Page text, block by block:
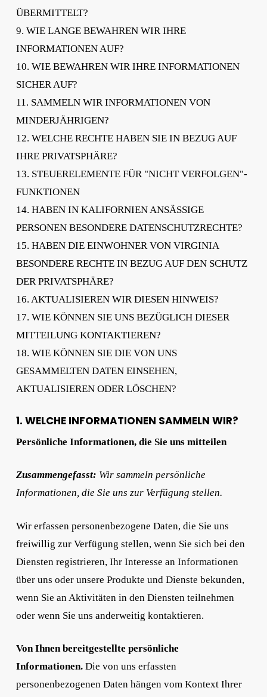
ÜBERMITTELT?
9. WIE LANGE BEWAHREN WIR IHRE
INFORMATIONEN AUF?
10. WIE BEWAHREN WIR IHRE INFORMATIONEN
SICHER AUF?
11. SAMMELN WIR INFORMATIONEN VON
MINDERJÄHRIGEN?
12. WELCHE RECHTE HABEN SIE IN BEZUG AUF
IHRE PRIVATSPHÄRE?
13. STEUERELEMENTE FÜR "NICHT VERFOLGEN"-
FUNKTIONEN
14. HABEN IN KALIFORNIEN ANSÄSSIGE
PERSONEN BESONDERE DATENSCHUTZRECHTE?
15. HABEN DIE EINWOHNER VON VIRGINIA
BESONDERE RECHTE IN BEZUG AUF DEN SCHUTZ
DER PRIVATSPHÄRE?
16. AKTUALISIEREN WIR DIESEN HINWEIS?
17. WIE KÖNNEN SIE UNS BEZÜGLICH DIESER
MITTEILUNG KONTAKTIEREN?
18. WIE KÖNNEN SIE DIE VON UNS
GESAMMELTEN DATEN EINSEHEN,
AKTUALISIEREN ODER LÖSCHEN?
1. WELCHE INFORMATIONEN SAMMELN WIR?
Persönliche Informationen, die Sie uns mitteilen
Zusammengefasst: Wir sammeln persönliche
Informationen, die Sie uns zur Verfügung stellen.
Wir erfassen personenbezogene Daten, die Sie uns
freiwillig zur Verfügung stellen, wenn Sie sich bei den
Diensten registrieren, Ihr Interesse an Informationen
über uns oder unsere Produkte und Dienste bekunden,
wenn Sie an Aktivitäten in den Diensten teilnehmen
oder wenn Sie uns anderweitig kontaktieren.
Von Ihnen bereitgestellte persönliche
Informationen.Die von uns erfassten
personenbezogenen Daten hängen vom Kontext Ihrer